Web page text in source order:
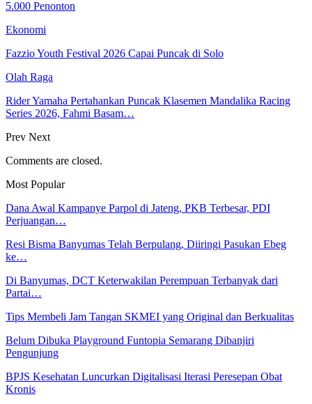
5.000 Penonton
Ekonomi
Fazzio Youth Festival 2026 Capai Puncak di Solo
Olah Raga
Rider Yamaha Pertahankan Puncak Klasemen Mandalika Racing
Series 2026, Fahmi Basam…
Prev Next
Comments are closed.
Most Popular
Dana Awal Kampanye Parpol di Jateng, PKB Terbesar, PDI
Perjuangan…
Resi Bisma Banyumas Telah Berpulang, Diiringi Pasukan Ebeg
ke…
Di Banyumas, DCT Keterwakilan Perempuan Terbanyak dari
Partai…
Tips Membeli Jam Tangan SKMEI yang Original dan Berkualitas
Belum Dibuka Playground Funtopia Semarang Dibanjiri
Pengunjung
BPJS Kesehatan Luncurkan Digitalisasi Iterasi Peresepan Obat
Kronis